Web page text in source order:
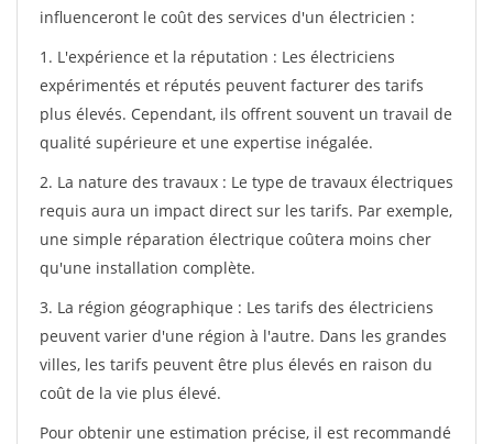
influenceront le coût des services d'un électricien :
1. L'expérience et la réputation : Les électriciens
expérimentés et réputés peuvent facturer des tarifs
plus élevés. Cependant, ils offrent souvent un travail de
qualité supérieure et une expertise inégalée.
2. La nature des travaux : Le type de travaux électriques
requis aura un impact direct sur les tarifs. Par exemple,
une simple réparation électrique coûtera moins cher
qu'une installation complète.
3. La région géographique : Les tarifs des électriciens
peuvent varier d'une région à l'autre. Dans les grandes
villes, les tarifs peuvent être plus élevés en raison du
coût de la vie plus élevé.
Pour obtenir une estimation précise, il est recommandé